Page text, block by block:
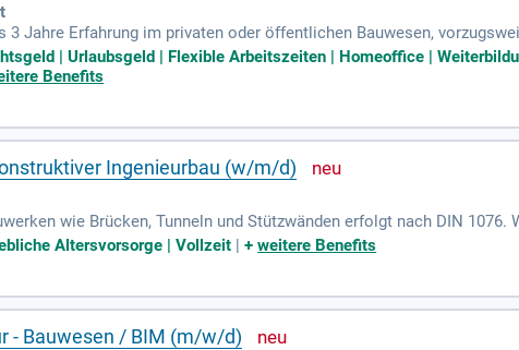
3 Jahre Erfahrung im privaten oder öffentlichen Bauwesen,
Rechtsvorschriften, wie AHO, HOAI und VOB/A, zeichnen Sie aus.
aufbereitet. Ihr Fähigkeiten im Multiprojektmanagement
Idealweise sind Sie durch GPM oder eine ähnliche Organisation
des Starttermins und Reisebereitschaft für Kundenmeetings runden
| Urlaubsgeld | Flexible Arbeitszeiten | Homeoffice |
Benefits
Ingenieurbau (w/m/d)
wie Brücken, Tunneln und Stützwänden erfolgt nach DIN
von Tragwerken sowie Gutachten zur Betoninstandsetzung. Unser
und Fachwissen im konstruktiven Ingenieurbau.
Denkvermögen. Unsere flexiblen Arbeitszeiten ermöglichen
Sie sich mit uns auf spannende Projekte im Bereich
Altersvorsorge | Vollzeit |+weitere Benefits
- Bauwesen / BIM (m/w/d)